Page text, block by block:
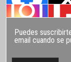
Puedes
email cuando se